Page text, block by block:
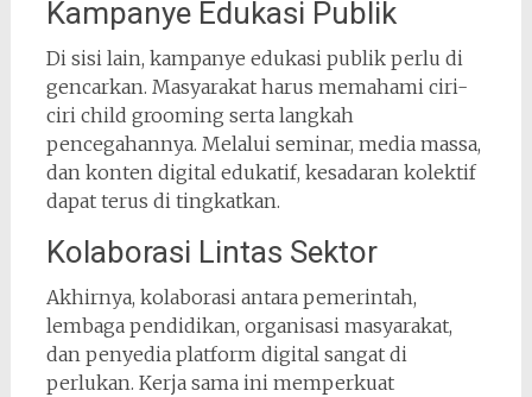
Kampanye Edukasi Publik
Di sisi lain, kampanye edukasi publik perlu di
gencarkan. Masyarakat harus memahami ciri-
ciri child grooming serta langkah
pencegahannya. Melalui seminar, media massa,
dan konten digital edukatif, kesadaran kolektif
dapat terus di tingkatkan.
Kolaborasi Lintas Sektor
Akhirnya, kolaborasi antara pemerintah,
lembaga pendidikan, organisasi masyarakat,
dan penyedia platform digital sangat di
perlukan. Kerja sama ini memperkuat